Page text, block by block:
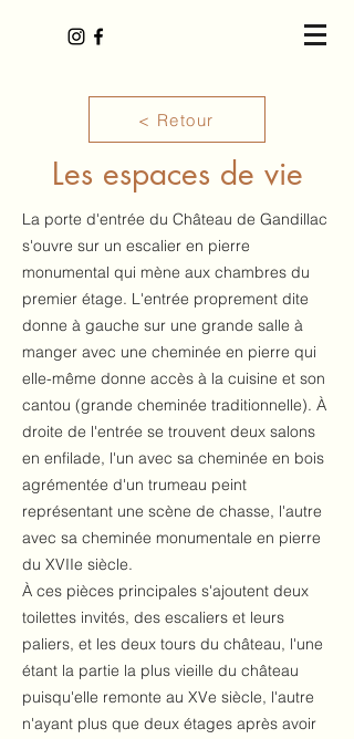
< Retour
Les espaces de vie
La porte d'entrée du Château de Gandillac
s'ouvre sur un escalier en pierre
monumental qui mène aux chambres du
premier étage. L'entrée proprement dite
donne à gauche sur une grande salle à
manger avec une cheminée en pierre qui
elle-même donne accès à la cuisine et son
cantou (grande cheminée traditionnelle). À
droite de l'entrée se trouvent deux salons
en enfilade, l'un avec sa cheminée en bois
agrémentée d'un trumeau peint
représentant une scène de chasse, l'autre
avec sa cheminée monumentale en pierre
du XVIIe siècle.
À ces pièces principales s'ajoutent deux
toilettes invités, des escaliers et leurs
paliers, et les deux tours du château, l'une
étant la partie la plus vieille du château
puisqu'elle remonte au XVe siècle, l'autre
n'ayant plus que deux étages après avoir